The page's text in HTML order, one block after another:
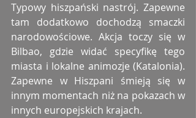
Typowy hiszpański nastrój. Zapewne
tam dodatkowo dochodzą smaczki
narodowościowe. Akcja toczy się w
Bilbao, gdzie widać specyfikę tego
miasta i lokalne animozje (Katalonia).
Zapewne w Hiszpani śmieją się w
innym momentach niż na pokazach w
innych europejskich krajach.